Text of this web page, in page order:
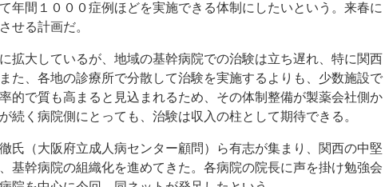
年間１０００症例ほどを実施できる体制にしたいという。来春に
せる計画だ。
拡大しているが、地域の基幹病院での治験は立ち遅れ、特に関西
た、各地の診療所で分散して治験を実施するよりも、少数施設で
的で質も高まると見込まれるため、その体制整備が製薬会社側か
続く病院側にとっても、治験は収入の柱として期待できる。
氏（大阪府立成人病センター顧問）ら有志が集まり、関西の中堅
基幹病院の組織化を進めてきた。各病院の院長に声を掛け勉強会